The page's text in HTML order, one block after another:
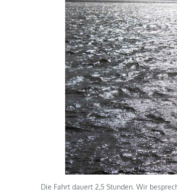
Die Fahrt dauert 2,5 Stunden. Wir